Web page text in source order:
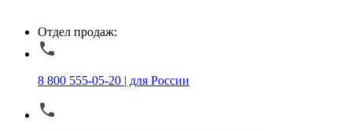
Отдел продаж:
8 800 555-05-20 | для России